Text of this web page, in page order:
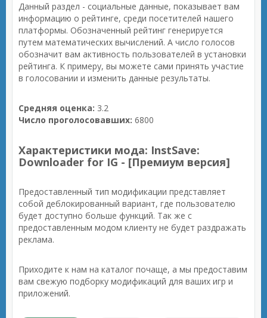
Данный раздел - социальные данные, показывает вам
информацию о рейтинге, среди посетителей нашего
платформы. Обозначенный рейтинг генерируется
путем математических вычислений. А число голосов
обозначит вам активность пользователей в установки
рейтинга. К примеру, вы можете сами принять участие
в голосовании и изменить данные результаты.
Средняя оценка: 3.2
Число проголосовавших: 6800
Характеристики мода: InstSave:
Downloader for IG - [Премиум версия]
Предоставленный тип модификации представляет
собой деблокированный вариант, где пользователю
будет доступно больше функций. Так же с
предоставленным модом клиенту не будет раздражать
реклама.
Приходите к нам на каталог почаще, а мы предоставим
вам свежую подборку модификаций для ваших игр и
приложений.